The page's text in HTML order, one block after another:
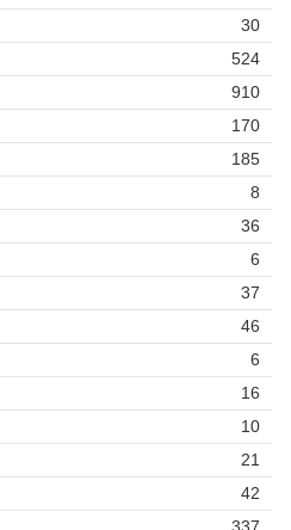
30
524
910
170
185
8
36
6
37
46
6
16
10
21
42
337